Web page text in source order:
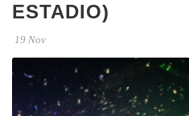
ESTADIO)
19 Nov